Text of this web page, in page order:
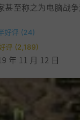
甚至称之为电脑战
好评 (24)
评 (2,189)
年 11 月 12 日